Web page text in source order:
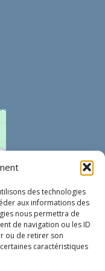
des technologies
aux informations des
nous permettra de
de navigation ou les ID
ou de retirer son
caractéristiques